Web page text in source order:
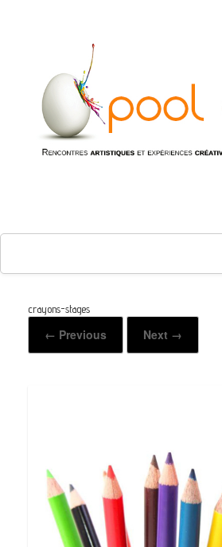
crayons-stages
← Previous Next →